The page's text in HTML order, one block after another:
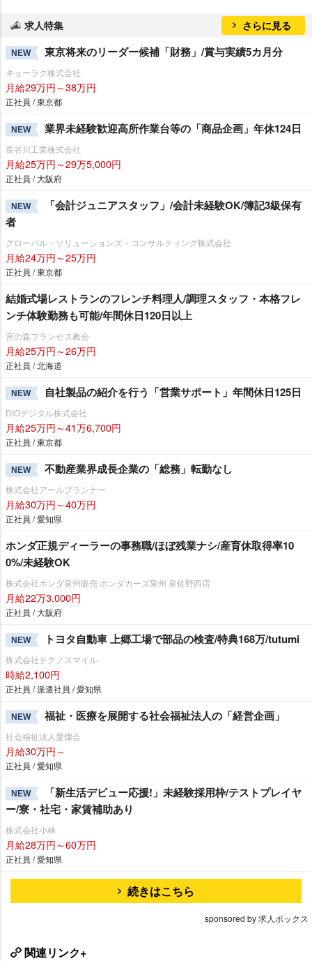
求人特集 さらに見る
NEW 東京将来のリーダー候補「財務」/賞与実績5カ月分
キョーラク株式会社
月給29万円～38万円
正社員 / 東京都
NEW 業界未経験歓迎高所作業台等の「商品企画」年休124日
長谷川工業株式会社
月給25万円～29万5,000円
正社員 / 大阪府
NEW
「会計ジュニアスタッフ」/会計未経験OK/簿記3級保有
者
グローバル・ソリューションズ・コンサルティング株式会社
月給24万円～25万円
正社員 / 東京都
結婚式場レストランのフレンチ料理人/調理スタッフ・本格フレ
ンチ体験勤務も可能/年間休日120日以上
宮の森フランセス教会
月給25万円～26万円
正社員 / 北海道
NEW 自社製品の紹介を行う「営業サポート」年間休日125日
DIOデジタル株式会社
月給25万円～41万6,700円
正社員 / 東京都
NEW 不動産業界成長企業の「総務」転勤なし
株式会社アールプランナー
月給30万円～40万円
正社員 / 愛知県
ホンダ正規ディーラーの事務職/ほぼ残業ナシ/産育休取得率10
0%/未経験OK
株式会社ホンダ泉州販売 ホンダカーズ泉州 泉佐野西店
月給22万3,000円
正社員 / 大阪府
NEW トヨタ自動車 上郷工場で部品の検査/特典168万/tutumi
株式会社テクノスマイル
時給2,100円
正社員 / 派遣社員 / 愛知県
NEW 福祉・医療を展開する社会福祉法人の「経営企画」
社会福祉法人愛燦会
月給30万円～
正社員 / 愛知県
NEW
「新生活デビュー応援!」未経験採用枠/テストプレイヤ
ー/寮・社宅・家賃補助あり
株式会社小林
月給28万円～60万円
正社員 / 愛知県
続きはこちら
sponsored by 求人ボックス
関連リンク+